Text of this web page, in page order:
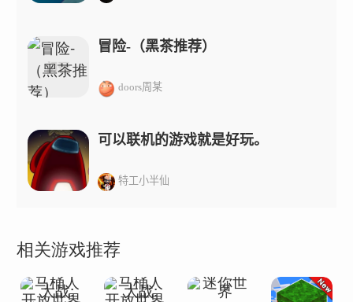
冒险-（黑茶推荐）
doors周某
可以联机的游戏就是好玩。
特工小半仙
相关游戏推荐